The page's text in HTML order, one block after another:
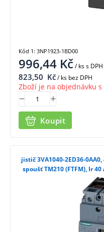
996,44 Kč/ kss DPH
823,50 Kč/ ks bez DPH
Zboží je na objednávku
Koupit
Kód 1: 3NP1923-1BD00
jistič 3VA1040-2ED36-
spoušť TM210 (FTFM), Ir